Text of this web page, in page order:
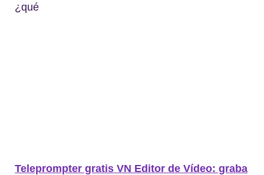
¿qué
Teleprompter gratis VN Editor de Vídeo: graba